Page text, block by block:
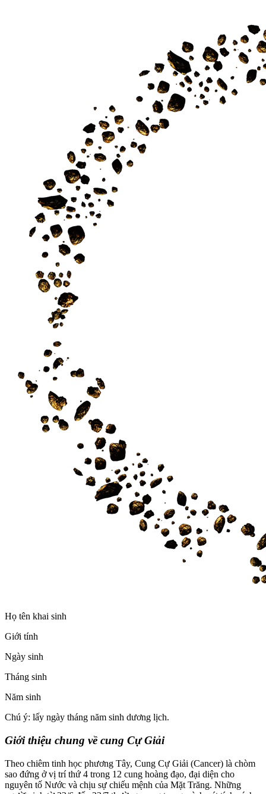
Họ tên khai sinh
Giới tính
Ngày sinh
Tháng sinh
Năm sinh
Chú ý: lấy ngày tháng năm sinh dương lịch.
Giới thiệu chung về cung Cự Giải
Theo chiêm tinh học phương Tây, Cung Cự Giải (Cancer) là chòm
sao đứng ở vị trí thứ 4 trong 12 cung hoàng đạo, đại diện cho
nguyên tố Nước và chịu sự chiếu mệnh của Mặt Trăng. Những